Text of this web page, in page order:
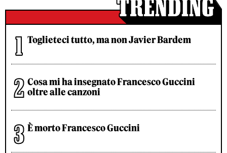
Toglieteci tutto, ma non Javier Bardem
Cosa mi ha insegnato Francesco Guccini
oltre alle canzoni
È morto Francesco Guccini